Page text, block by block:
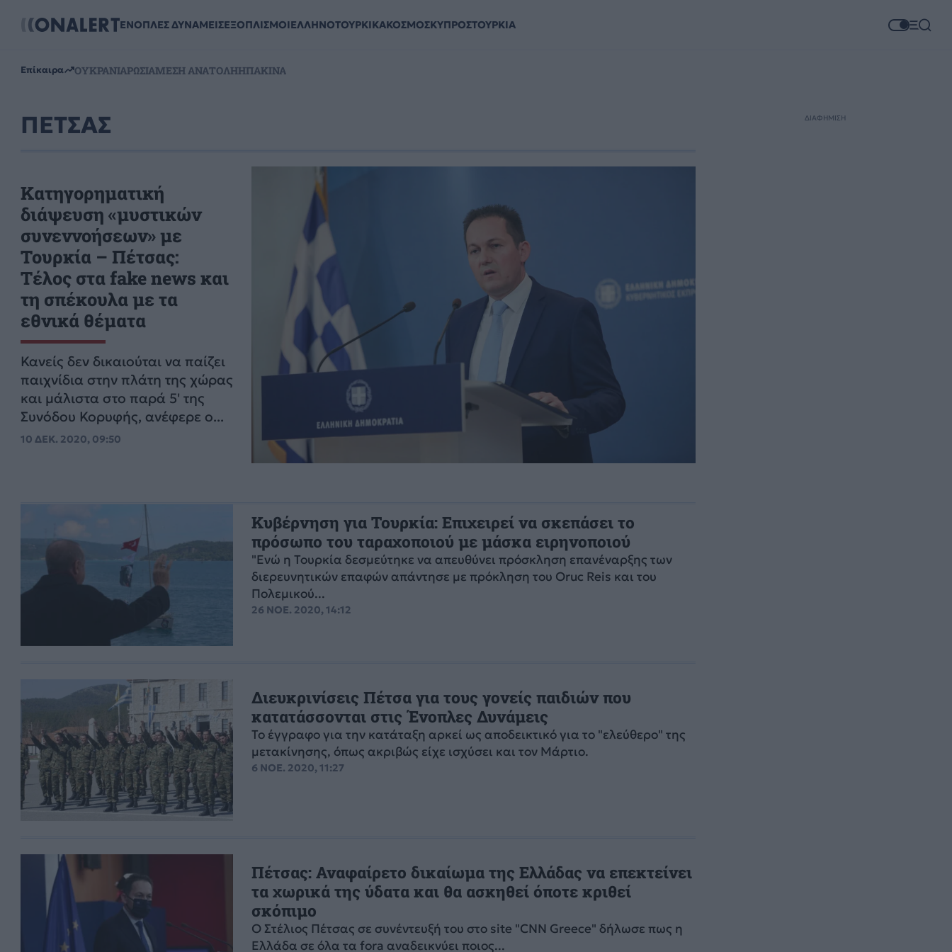
ΕΝΟΠΛΕΣ ΔΥΝΑΜΕΙΣΕΞΟΠΛΙΣΜΟΙΕΛΛΗΝΟΤΟΥΡΚΙΚΑΚΟΣΜΟΣΚΥΠΡΟΣΤΟΥΡΚΙΑ
Επίκαιρα ΟΥΚΡΑΝΙΑΡΩΣΙΑΜΕΣΗ ΑΝΑΤΟΛΗΗΠΑΚΙΝΑ
ΠΕΤΣΑΣ
Κατηγορηματική
διάψευση «μυστικών
συνεννοήσεων» με
Τουρκία – Πέτσας:
Τέλος στα fake news και
τη σπέκουλα με τα
εθνικά θέματα
Κανείς δεν δικαιούται να παίζει
παιχνίδια στην πλάτη της χώρας
και μάλιστα στο παρά 5' της
Συνόδου Κορυφής, ανέφερε ο...
10 ΔΕΚ. 2020, 09:50
Κυβέρνηση για Τουρκία: Επιχειρεί να σκεπάσει το
πρόσωπο του ταραχοποιού με μάσκα ειρηνοποιού
"Ενώ η Τουρκία δεσμεύτηκε να απευθύνει πρόσκληση επανέναρξης των
διερευνητικών επαφών απάντησε με πρόκληση του Oruc Reis και του
Πολεμικού...
26 ΝΟΕ. 2020, 14:12
Διευκρινίσεις Πέτσα για τους γονείς παιδιών που
κατατάσσονται στις Ένοπλες Δυνάμεις
Το έγγραφο για την κατάταξη αρκεί ως αποδεικτικό για το "ελεύθερο" της
μετακίνησης, όπως ακριβώς είχε ισχύσει και τον Μάρτιο.
6 ΝΟΕ. 2020, 11:27
Πέτσας: Αναφαίρετο δικαίωμα της Ελλάδας να επεκτείνει
τα χωρικά της ύδατα και θα ασκηθεί όποτε κριθεί
σκόπιμο
Ο Στέλιος Πέτσας σε συνέντευξή του στο site "CNN Greece" δήλωσε πως η
Ελλάδα σε όλα τα fora αναδεικνύει ποιος...
ΔΙΑΦΗΜΙΣΗ